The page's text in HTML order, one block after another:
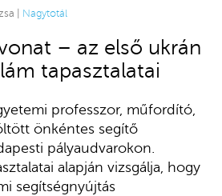
| Nagytotál
– az első ukrán
tapasztalatai
professzor, műfordító,
önkéntes segítő
pályaudvarokon.
alapján vizsgálja, hogy
segítségnyújtás